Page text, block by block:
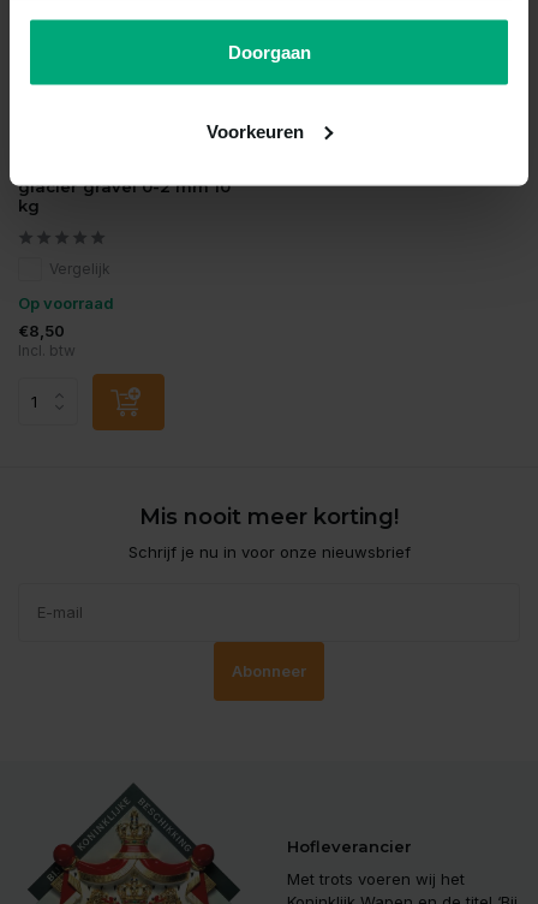
Doorgaan
Voorkeuren
glacier gravel 0-2 mm 10
kg
Vergelijk
Op voorraad
€8,50
Incl. btw
Mis nooit meer korting!
Schrijf je nu in voor onze nieuwsbrief
Abonneer
Hofleverancier
Met trots voeren wij het